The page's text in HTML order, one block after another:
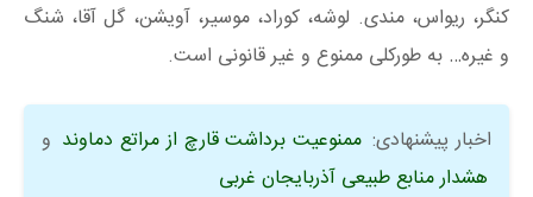
کنگر، ریواس، مندی. لوشه، کوراد، موسیر، آویشن، گل آقا، شنگ
و غیره… به طورکلی ممنوع و غیر قانونی است.
اخبار پیشنهادی: ممنوعیت برداشت قارچ از مراتع دماوند و
هشدار منابع طبیعی آذربایجان غربی